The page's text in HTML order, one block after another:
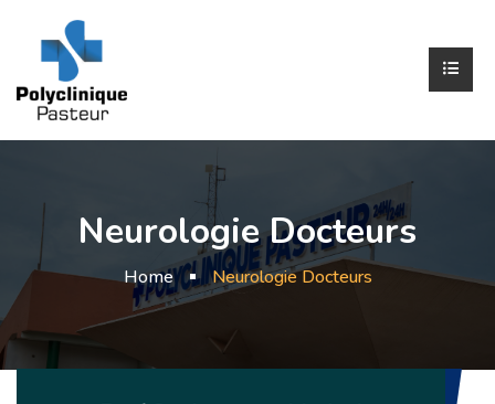
Neurologie Docteurs
Home Neurologie Docteurs